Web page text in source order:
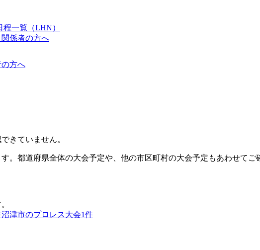
一覧（LHN）
関係者の方へ
方へ
きていません。
。都道府県全体の大会予定や、他の市区町村の大会予定もあわせてご
沼津市のプロレス大会1件